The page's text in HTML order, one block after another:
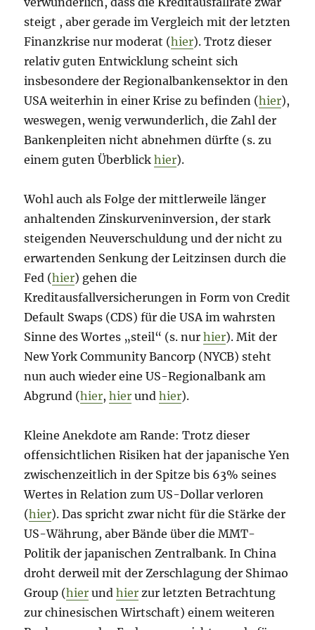
steigt , aber gerade im Vergleich mit der letzten
Finanzkrise nur moderat (hier). Trotz dieser
relativ guten Entwicklung scheint sich
insbesondere der Regionalbankensektor in den
USA weiterhin in einer Krise zu befinden (hier),
weswegen, wenig verwunderlich, die Zahl der
Bankenpleiten nicht abnehmen dürfte (s. zu
einem guten Überblickhier).
Wohl auch als Folge der mittlerweile länger
anhaltenden Zinskurveninversion, der stark
steigenden Neuverschuldung und der nicht zu
erwartenden Senkung der Leitzinsen durch die
Fed (hier) gehen die
Kreditausfallversicherungen in Form von Credit
Default Swaps (CDS) für die USA im wahrsten
Sinne des Wortes „steil“ (s. nurhier). Mit der
New York Community Bancorp (NYCB) steht
nun auch wieder eine US-Regionalbank am
Abgrund (hier,hier undhier).
Kleine Anekdote am Rande: Trotz dieser
offensichtlichen Risiken hat der japanische Yen
zwischenzeitlich in der Spitze bis 63% seines
Wertes in Relation zum US-Dollar verloren
(hier). Das spricht zwar nicht für die Stärke der
US-Währung, aber Bände über die MMT-
Politik der japanischen Zentralbank. In China
droht derweil mit der Zerschlagung der Shimao
Group (hier undhier zur letzten Betrachtung
zur chinesischen Wirtschaft) einem weiteren